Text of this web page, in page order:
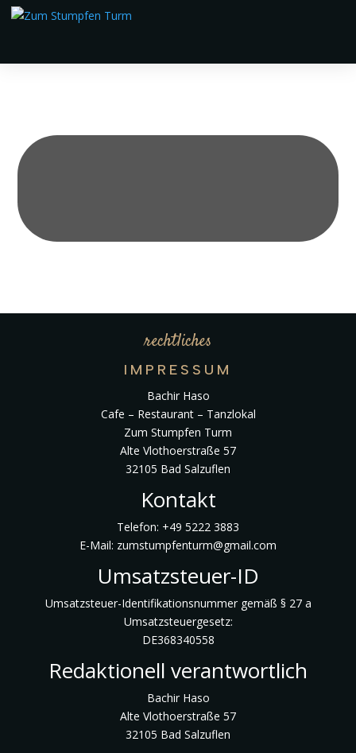
rechtliches
IMPRESSUM
Bachir Haso
Cafe – Restaurant – Tanzlokal
Zum Stumpfen Turm
Alte Vlothoerstraße 57
32105 Bad Salzuflen
Kontakt
Telefon: +49 5222 3883
E-Mail: zumstumpfenturm@gmail.com
Umsatzsteuer-ID
Umsatzsteuer-Identifikationsnummer gemäß § 27 a
Umsatzsteuergesetz:
DE368340558
Redaktionell verantwortlich
Bachir Haso
Alte Vlothoerstraße 57
32105 Bad Salzuflen